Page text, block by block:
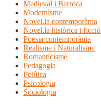
Medieval i Barroca
Modernisme
Novel.la contemporània
Novel.la històrica i ficció
Poesia contemporània
Realisme i Naturalisme
Romanticisme
Pedagogia
Política
Psicologia
Sociologia